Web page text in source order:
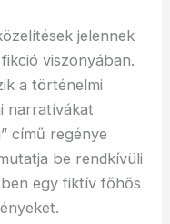
jelennek
viszonyában.
a történelmi
narratívákat
című regénye
be rendkívüli
egy fiktív főhős